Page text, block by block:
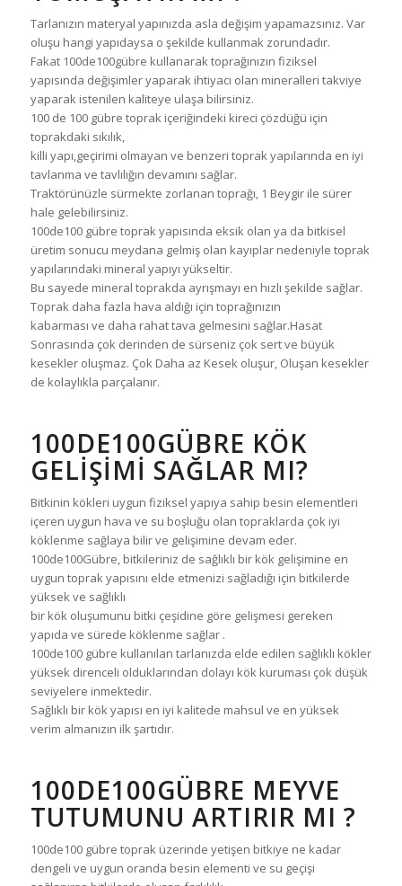
Tarlanızın materyal yapınızda asla değişim yapamazsınız. Var
oluşu hangi yapıdaysa o şekilde kullanmak zorundadır.
Fakat 100de100gübre kullanarak toprağınızın fiziksel
yapısında değişimler yaparak ihtiyacı olan mineralleri takviye
yaparak istenilen kaliteye ulaşa bilirsiniz.
100 de 100 gübre toprak içeriğindeki kireci çözdüğü için
toprakdaki sıkılık,
killi yapı,geçirimi olmayan ve benzeri toprak yapılarında en iyi
tavlanma ve tavlılığın devamını sağlar.
Traktörünüzle sürmekte zorlanan toprağı, 1 Beygir ile sürer
hale gelebilirsiniz.
100de100 gübre toprak yapısında eksik olan ya da bitkisel
üretim sonucu meydana gelmiş olan kayıplar nedeniyle toprak
yapılarındaki mineral yapıyı yükseltir.
Bu sayede mineral toprakda ayrışmayı en hızlı şekilde sağlar.
Toprak daha fazla hava aldığı için toprağınızın
kabarması ve daha rahat tava gelmesini sağlar.Hasat
Sonrasında çok derinden de sürseniz çok sert ve büyük
kesekler oluşmaz. Çok Daha az Kesek oluşur, Oluşan kesekler
de kolaylıkla parçalanır.
100DE100GÜBRE KÖK
GELİŞİMİ SAĞLAR MI?
Bitkinin kökleri uygun fiziksel yapıya sahip besin elementleri
içeren uygun hava ve su boşluğu olan topraklarda çok iyi
köklenme sağlaya bilir ve gelişimine devam eder.
100de100Gübre, bitkileriniz de sağlıklı bir kök gelişimine en
uygun toprak yapısını elde etmenizi sağladığı için bitkilerde
yüksek ve sağlıklı
bir kök oluşumunu bitki çeşidine göre gelişmesi gereken
yapıda ve sürede köklenme sağlar .
100de100 gübre kullanılan tarlanızda elde edilen sağlıklı kökler
yüksek direnceli olduklarından dolayı kök kuruması çok düşük
seviyelere inmektedir.
Sağlıklı bir kök yapısı en iyi kalitede mahsul ve en yüksek
verim almanızın ilk şartıdır.
100DE100GÜBRE MEYVE
TUTUMUNU ARTIRIR MI ?
100de100 gübre toprak üzerinde yetişen bitkiye ne kadar
dengeli ve uygun oranda besin elementi ve su geçişi